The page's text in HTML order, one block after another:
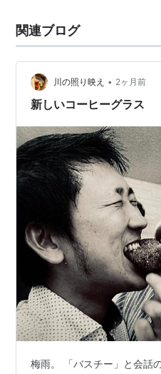
関連ブログ
川の照り映え • 2ヶ月前
新しいコーヒーグラス
梅雨。 「バスチー」と会話